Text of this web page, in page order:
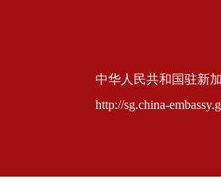
中华人民共和国驻新
http://sg.china-